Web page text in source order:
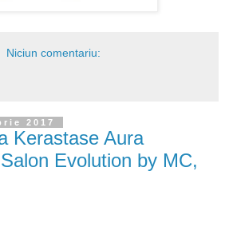
Niciun comentariu:
2017
Kerastase Aura
Evolution by MC,